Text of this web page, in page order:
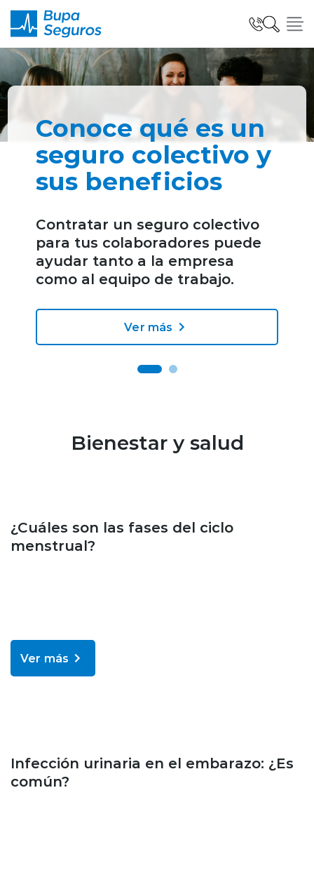
Seguros para Personas
Seguros para Empresas
Centro de Ayuda
modo claro
Conoce qué es un
seguro colectivo y
sus beneficios
Contratar un seguro colectivo
para tus colaboradores puede
ayudar tanto a la empresa
como al equipo de trabajo.
Ver más
Bienestar y salud
¿Cuáles son las fases del ciclo
menstrual?
Ver más
Infección urinaria en el embarazo: ¿Es
común?